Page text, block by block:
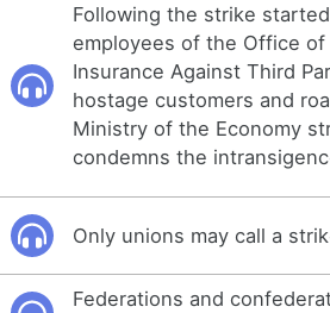
Following the strike
employees of the Office of
Insurance Against Third
hostage customers and
Ministry of the Economy
condemns the
Only unions may call a
Federations and